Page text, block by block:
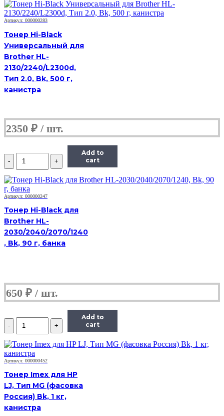
Black,
банка
50г,
голубой,
совместимый,
для
TK-
5230C
Артикул: 000000283
Тонер Hi-Black
Универсальный для
Brother HL-
2130/2240/L2300d,
Тип 2.0, Bk, 500 г,
канистра
2350 ₽
Количество
Тонер
Hi-
Black,
банка
50г,
голубой,
совместимый,
для
TK-
5230C
Add to
cart
Артикул: 000000247
Тонер Hi-Black для
Brother HL-
2030/2040/2070/1240
, Bk, 90 г, банка
650 ₽
Количество
Тонер
Hi-
Black,
банка
50г,
голубой,
совместимый,
для
TK-
5230C
Add to
cart
Артикул: 000000452
Тонер Imex для HP
LJ, Тип MG (фасовка
Россия) Bk, 1 кг,
канистра